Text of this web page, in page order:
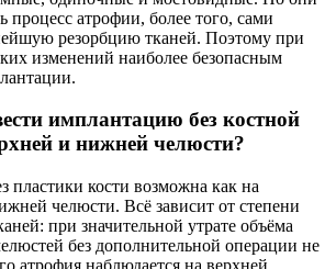
процесс атрофии, более того, сами
резорбцию тканей. Поэтому при
изменений наиболее безопасным
имплантацию без костной
и нижней челюсти?
пластики кости возможна как на
челюсти. Всё зависит от степени
при значительной утрате объёма
без дополнительной операции не
атрофия наблюдается на верхней